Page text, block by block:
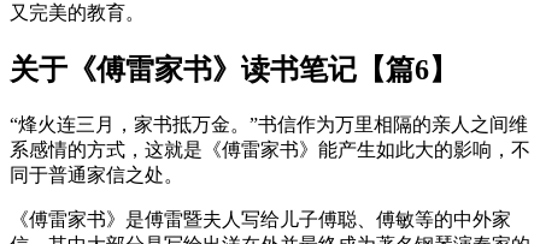
又完美的教育。
关于《傅雷家书》读书笔记【篇6】
“烽火连三月，家书抵万金。”书信作为万里相隔的亲人之间维
系感情的方式，这就是《傅雷家书》能产生如此大的影响，不
同于普通家信之处。
《傅雷家书》是傅雷暨夫人写给儿子傅聪、傅敏等的中外家